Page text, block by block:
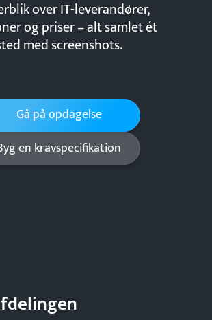
over IT-leverandører,
og priser – alt samlet ét
med screenshots.
Gå på opdagelse
en kravspecifikation